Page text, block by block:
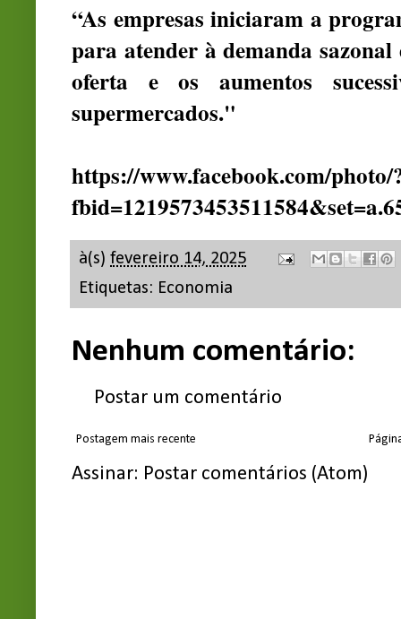
“As empresas iniciaram a
para atender à demanda
oferta e os aumentos
supermercados."
https://www.facebook.com/photo/
à(s) fevereiro 14, 2025
Etiquetas: Economia
Nenhum comentário:
Postar um comentário
Postagem mais recente
Assinar: Postar comentários (Atom)